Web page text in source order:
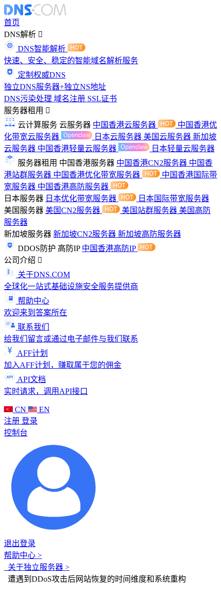
首页
DNS解析
DNS智能解析
快速、安全、稳定的智能域名解析服务
定制权威DNS
独立DNS服务器+独立NS地址
DNS污染处理 域名注册 SSL证书
服务器租用
云计算服务 云服务器 中国香港云服务器
中国香港优
化带宽云服务器
日本云服务器 美国云服务器 新加坡
云服务器 中国香港轻量云服务器
日本轻量云服务器
服务器租用 中国香港服务器 中国香港CN2服务器 中国香
港站群服务器 中国香港优化带宽服务器
中国香港国际带
宽服务器 中国香港高防服务器
日本服务器 日本优化带宽服务器
日本国际带宽服务器
美国服务器 美国CN2服务器 美国站群服务器 美国高防
服务器
新加坡服务器 新加坡CN2服务器 新加坡高防服务器
DDOS防护 高防IP 中国香港高防IP
公司介绍
关于DNS.COM
全球化一站式基础设施安全服务提供商
帮助中心
欢迎来到答案所在
联系我们
给我们留言或通过电子邮件与我们联系
AFF计划
加入AFF计划，赚取属于您的佣金
API文档
实时请求，调用API接口
CN
EN
注册 登录
控制台
退出登录
帮助中心 >
关于独立服务器 >
遭遇到DDoS攻击后网站恢复的时间维度和系统重构